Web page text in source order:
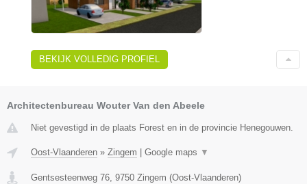
BEKIJK VOLLEDIG PROFIEL
Architectenbureau Wouter Van den Abeele
Niet gevestigd in de plaats Forest en in de provincie Henegouwen.
Oost-Vlaanderen » Zingem Google maps ▼
Gentsesteenweg 76, 9750 Zingem (Oost-Vlaanderen)